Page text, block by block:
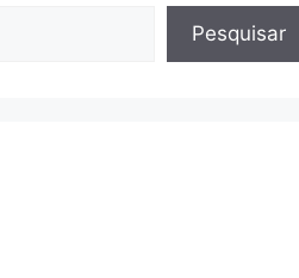
Pesquisar